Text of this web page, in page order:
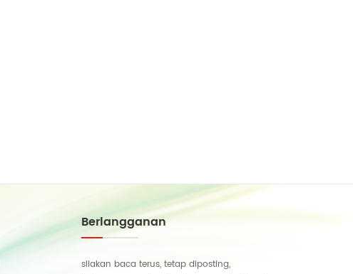
Berlangganan
silakan baca terus, tetap diposting,